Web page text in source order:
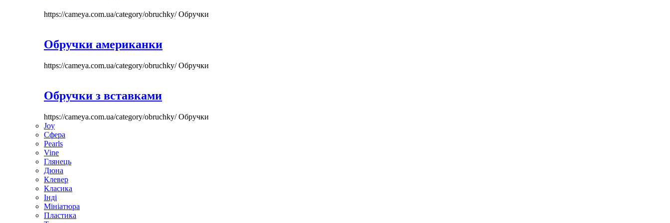
https://cameya.com.ua/category/obruchky/Обручки
Обручки американки
https://cameya.com.ua/category/obruchky/Обручки
Обручки з вставками
https://cameya.com.ua/category/obruchky/Обручки
Joy
Сфера
Pearls
Vine
Глянець
Дюна
Клевер
Класика
Інді
Мініатюра
Пластика